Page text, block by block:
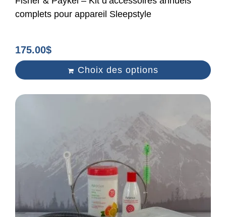
complets pour appareil Sleepstyle
175.00$
Choix des options